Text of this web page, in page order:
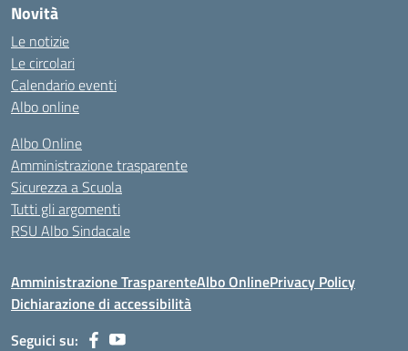
Novità
Le notizie
Le circolari
Calendario eventi
Albo online
Albo Online
Amministrazione trasparente
Sicurezza a Scuola
Tutti gli argomenti
RSU Albo Sindacale
Amministrazione TrasparenteAlbo OnlinePrivacy Policy
Dichiarazione di accessibilità
Seguici su: